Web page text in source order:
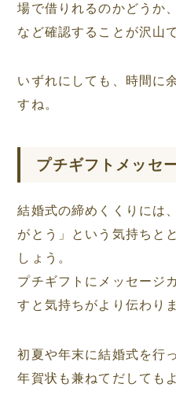
場で借りれるのかどうか
など確認することが沢山
いずれにしても、時間に
すね。
プチギフトメッセ
結婚式の締めくくりには
がとう」という気持ちと
しょう。
プチギフトにメッセージ
すと気持ちがより伝わり
初夏や年末に結婚式を行
年賀状も兼ねてだしても